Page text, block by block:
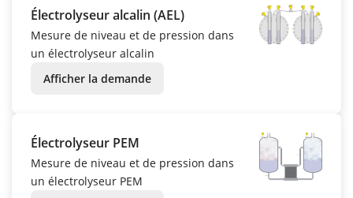
Électrolyseur alcalin (AEL)
Mesure de niveau et de pression dans
un électrolyseur alcalin
Afficher la demande
Électrolyseur PEM
Mesure de niveau et de pression dans
un électrolyseur PEM